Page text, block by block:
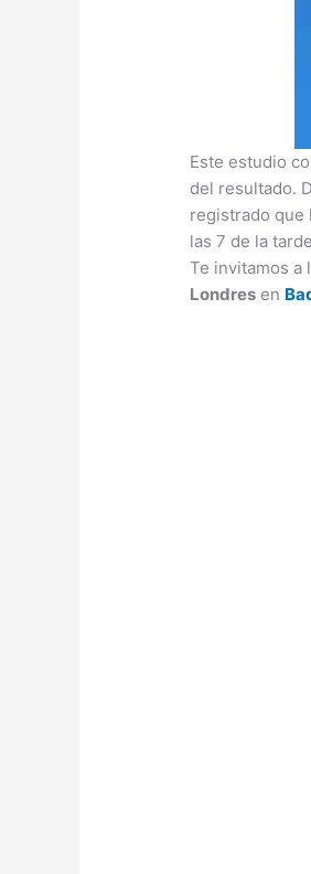
Este estudio
del resultado.
registrado que
las 7 de la
Te invitamos a
Londres en